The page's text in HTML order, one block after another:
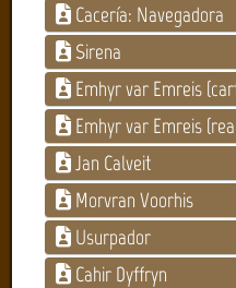
Cacería: Navegadora
Sirena
Emhyr var Emreis
Emhyr var Emreis
Jan Calveit
Morvran Voorhis
Usurpador
Cahir Dyffryn